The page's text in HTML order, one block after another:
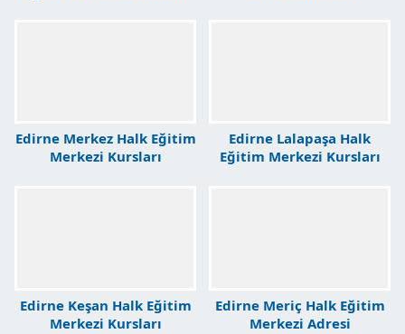
Edirne Merkez Halk Eğitim
Merkezi Kursları
Edirne Lalapaşa Halk
Eğitim Merkezi Kursları
Edirne Keşan Halk Eğitim
Merkezi Kursları
Edirne Meriç Halk Eğitim
Merkezi Adresi